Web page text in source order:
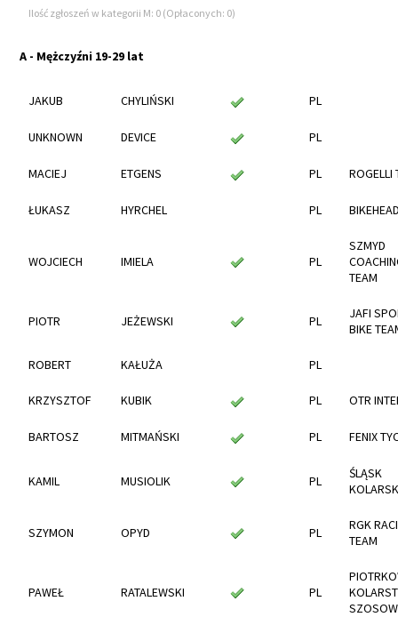
Ilość zgłoszeń w kategorii M: 0 (Opłaconych: 0)
A - Mężczyźni 19-29 lat
JAKUB CHYLIŃSKI PL
UNKNOWN DEVICE PL
MACIEJ ETGENS PL ROGELLI
ŁUKASZ HYRCHEL PL
WOJCIECH IMIELA PL
SZMYD
TEAM
PIOTR JEŻEWSKI PL
JAFI
BIKE
ROBERT KAŁUŻA PL
KRZYSZTOF KUBIK PL OTR
BARTOSZ MITMAŃSKI PL FENIX
KAMIL MUSIOLIK PL
ŚLĄSK
SZYMON OPYD PL
RGK
TEAM
PAWEŁ RATALEWSKI PL